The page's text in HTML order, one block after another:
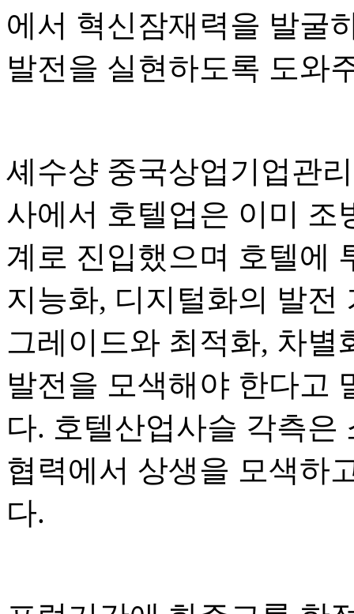
에서 혁신잠재력을 발굴
발전을 실현하도록 도와
셰수샹 중국상업기업관
사에서 호텔업은 이미 조
계로 진입했으며 호텔에
지능화, 디지털화의 발전
그레이드와 최적화, 차
발전을 모색해야 한다고
다. 호텔산업사슬 각측은
협력에서 상생을 모색하
다.